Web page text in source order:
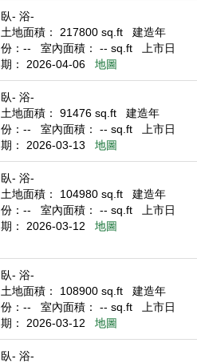
臥- 浴-
土地面積： 217800 sq.ft
建造年
份：--
室內面積： -- sq.ft
上市日
期： 2026-04-06
地圖
臥- 浴-
土地面積： 91476 sq.ft
建造年
份：--
室內面積： -- sq.ft
上市日
期： 2026-03-13
地圖
臥- 浴-
土地面積： 104980 sq.ft
建造年
份：--
室內面積： -- sq.ft
上市日
期： 2026-03-12
地圖
臥- 浴-
土地面積： 108900 sq.ft
建造年
份：--
室內面積： -- sq.ft
上市日
期： 2026-03-12
地圖
臥- 浴-